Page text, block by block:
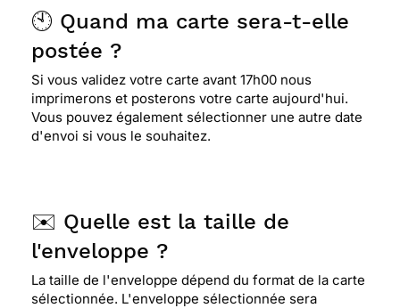
🕙 Quand ma carte sera-t-elle
postée ?
Si vous validez votre carte avant 17h00 nous
imprimerons et posterons votre carte aujourd'hui.
Vous pouvez également sélectionner une autre date
d'envoi si vous le souhaitez.
✉️ Quelle est la taille de
l'enveloppe ?
La taille de l'enveloppe dépend du format de la carte
sélectionnée. L'enveloppe sélectionnée sera